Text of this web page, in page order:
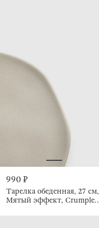
990 ₽
Тарелка обеденная, 27 см,
Мятый эффект, Crumple